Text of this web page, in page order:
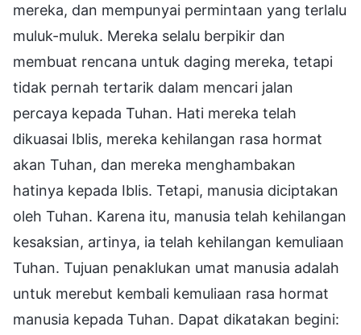
mereka, dan mempunyai permintaan yang terlalu
muluk-muluk. Mereka selalu berpikir dan
membuat rencana untuk daging mereka, tetapi
tidak pernah tertarik dalam mencari jalan
percaya kepada Tuhan. Hati mereka telah
dikuasai Iblis, mereka kehilangan rasa hormat
akan Tuhan, dan mereka menghambakan
hatinya kepada Iblis. Tetapi, manusia diciptakan
oleh Tuhan. Karena itu, manusia telah kehilangan
kesaksian, artinya, ia telah kehilangan kemuliaan
Tuhan. Tujuan penaklukan umat manusia adalah
untuk merebut kembali kemuliaan rasa hormat
manusia kepada Tuhan. Dapat dikatakan begini: